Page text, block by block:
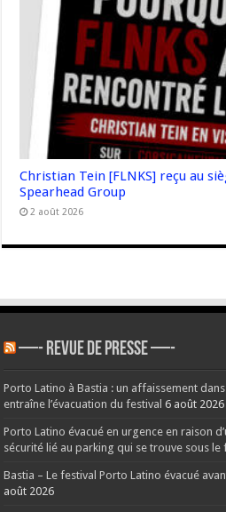
Christian Tein [FLNKS] reçu au
Spearhead Group
2 août 2026
—- REVUE DE PRESSE —-
Porto Latino à Bastia : un affaissement
entraîne l’évacuation du festival 6 août 2026
Porto Latino évacué en urgence en raison
sécurité lié au parking qui se trouve sous le
Bastia – Le festival Porto Latino évacué
août 2026